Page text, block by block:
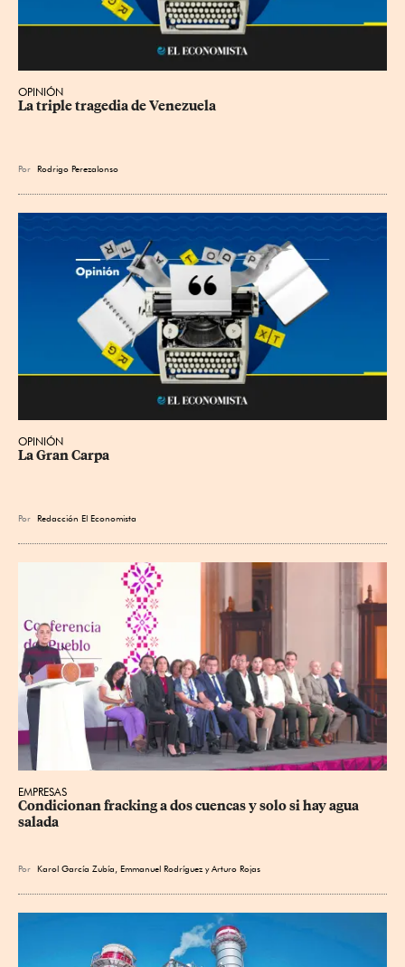
OPINIÓN
La triple tragedia de Venezuela
Por Rodrigo Perezalonso
OPINIÓN
La Gran Carpa
Por Redacción El Economista
EMPRESAS
Condicionan fracking a dos cuencas y solo si hay agua
salada
Por Karol García Zubía Emmanuel Rodríguez yArturo Rojas